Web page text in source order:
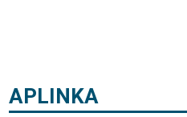
APLINKA